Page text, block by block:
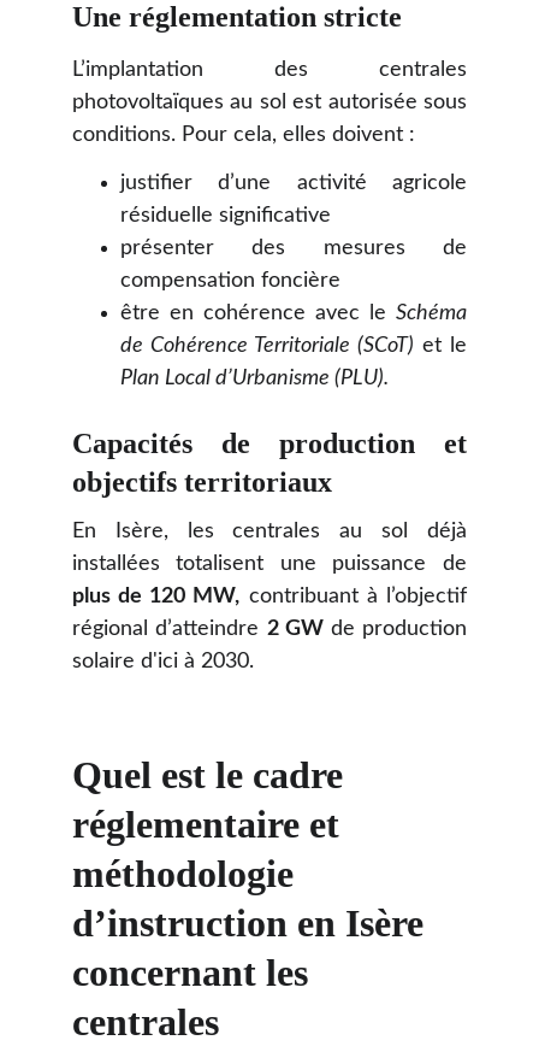
Une réglementation stricte
L’implantation des centrales
photovoltaïques au sol est autorisée sous
conditions. Pour cela, elles doivent :
justifier d’une activité agricole
résiduelle significative
présenter des mesures de
compensation foncière
être en cohérence avec le Schéma
de Cohérence Territoriale (SCoT) et le
Plan Local d’Urbanisme (PLU).
Capacités de production et
objectifs territoriaux
En Isère, les centrales au sol déjà
installées totalisent une puissance de
plus de 120 MW, contribuant à l’objectif
régional d’atteindre 2 GW de production
solaire d'ici à 2030.
Quel est le cadre
réglementaire et
méthodologie
d’instruction en Isère
concernant les
centrales